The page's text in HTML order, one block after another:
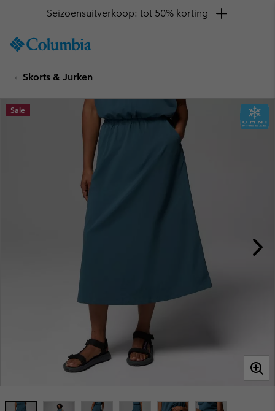
TO
SKIP
MAIN
NAV
Seizoensuitverkoop: tot 50% korting
Skorts & Jurken
Sale